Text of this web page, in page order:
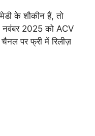
के शौकीन हैं, तो
नवंबर 2025 को ACV
पर फ्री में रिलीज़